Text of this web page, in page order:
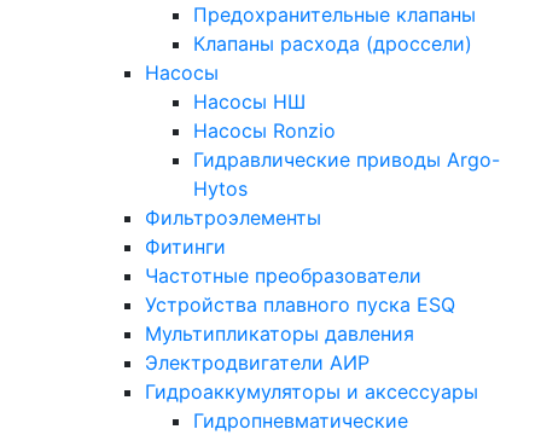
Предохранительные клапаны
Клапаны расхода (дроссели)
Насосы
Насосы НШ
Насосы Ronzio
Гидравлические приводы Argo-
Hytos
Фильтроэлементы
Фитинги
Частотные преобразователи
Устройства плавного пуска ESQ
Мультипликаторы давления
Электродвигатели АИР
Гидроаккумуляторы и аксессуары
Гидропневматические